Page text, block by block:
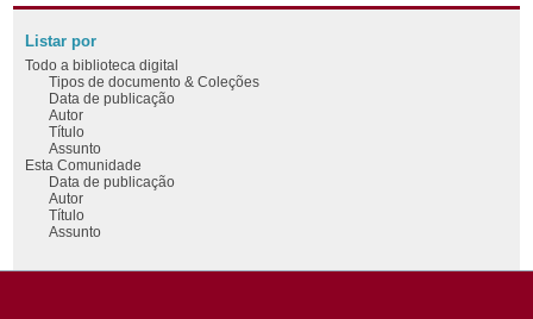
Listar por
Todo a biblioteca digital
Tipos de documento & Coleções
Data de publicação
Autor
Título
Assunto
Esta Comunidade
Data de publicação
Autor
Título
Assunto